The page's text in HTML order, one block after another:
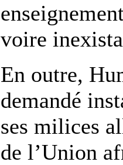
voire
En outre,
demandé
ses milices
de l’Union